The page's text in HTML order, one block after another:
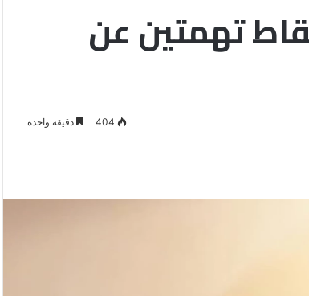
تهمتين عن
404 دقيقة واحدة